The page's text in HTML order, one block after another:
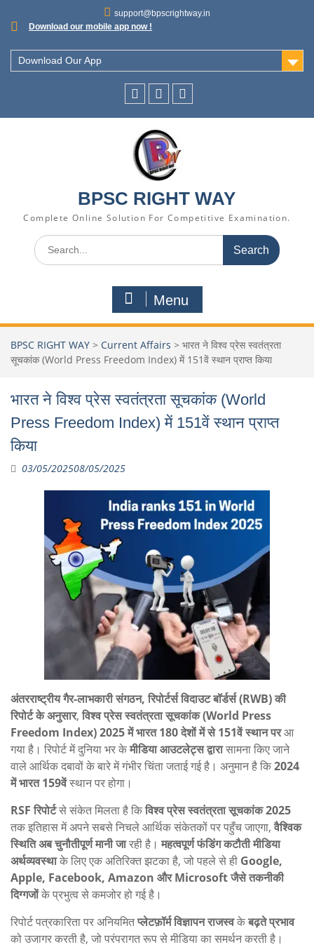
support@bpscrightway.in
Download our mobile app now !
Download Our App
BPSC RIGHT WAY
Complete Online Solution For Competitive Examination.
Menu
BPSC RIGHT WAY > Current Affairs > भारत ने विश्व प्रेस स्वतंत्रता
सूचकांक (World Press Freedom Index) में 151वें स्थान प्राप्त किया
भारत ने विश्व प्रेस स्वतंत्रता सूचकांक (World
Press Freedom Index) में 151वें स्थान प्राप्त
किया
03/05/202508/05/2025
अंतरराष्ट्रीय गैर-लाभकारी संगठन, रिपोर्टर्स विदाउट बॉर्डर्स (RWB) की
रिपोर्ट के अनुसार,विश्व प्रेस स्वतंत्रता सूचकांक (World Press
Freedom Index)2025 में भारत 180 देशों में से 151वें स्थान परआ
गया है। रिपोर्ट में दुनिया भर केमीडिया आउटलेट्स द्वारासामना किए जाने
वाले आर्थिक दबावों के बारे में गंभीर चिंता जताई गई है। अनुमान है कि2024
में भारत 159वेंस्थान पर होगा।
RSF रिपोर्टसे संकेत मिलता है किविश्व प्रेस स्वतंत्रता सूचकांक 2025
तक इतिहास में अपने सबसे निचले आर्थिक संकेतकों पर पहुँच जाएगा,वैश्विक
स्थिति अब चुनौतीपूर्ण मानी जारही है।महत्वपूर्ण फंडिंग कटौती मीडिया
अर्थव्यवस्थाके लिए एक अतिरिक्त झटका है, जो पहले से ही Google,
Apple, Facebook, Amazon और Microsoft जैसे तकनीकी
दिग्गजोंके प्रभुत्व से कमजोर हो गई है।
रिपोर्ट पत्रकारिता पर अनियमितप्लेटफ़ॉर्म विज्ञापन राजस्वकेबढ़ते प्रभाव
को उजागर करती है, जो परंपरागत रूप से मीडिया का समर्थन करती है।